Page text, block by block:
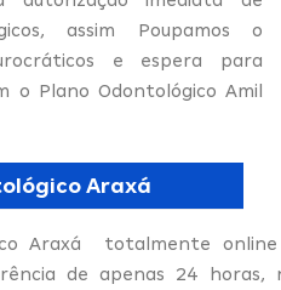
assim Poupamos o
e espera para
o Plano Odontológico Amil
Araxá
Araxá totalmente
de apenas 24 horas,